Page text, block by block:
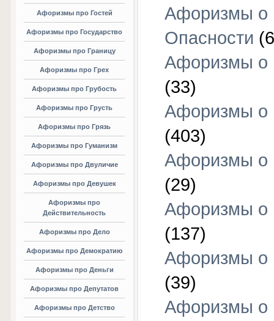
Афоризмы про Гостей
Афоризмы про Государство
Афоризмы про Границу
Афоризмы про Грех
Афоризмы про Грубость
Афоризмы про Грусть
Афоризмы про Грязь
Афоризмы про Гуманизм
Афоризмы про Двуличие
Афоризмы про Девушек
Афоризмы про
Действительность
Афоризмы про Дело
Афоризмы про Демократию
Афоризмы про Деньги
Афоризмы про Депутатов
Афоризмы про Детство
Афоризмы о
Опасности
Афоризмы о
(33)
Афоризмы
(403)
Афоризмы о
(29)
Афоризмы о
(137)
Афоризмы о
(39)
Афоризмы о